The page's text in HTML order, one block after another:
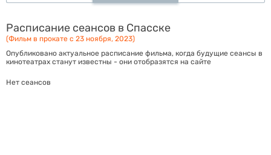
Расписание сеансов в Спасске
(Фильм в прокате с 23 ноября, 2023)
Опубликовано актуальное расписание фильма, когда будущие сеансы в
кинотеатрах станут известны - они отобразятся на сайте
Нет сеансов